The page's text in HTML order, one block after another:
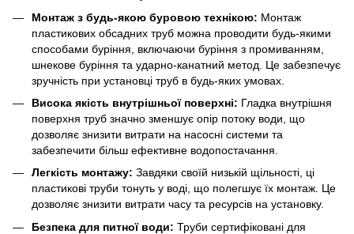
Монтаж з будь-якою буровою технікою: Монтаж
пластикових обсадних труб можна проводити будь-якими
способами буріння, включаючи буріння з промиванням,
шнекове буріння та ударно-канатний метод. Це забезпечує
зручність при установці труб в будь-яких умовах.
Висока якість внутрішньої поверхні: Гладка внутрішня
поверхня труб значно зменшує опір потоку води, що
дозволяє знизити витрати на насосні системи та
забезпечити більш ефективне водопостачання.
Легкість монтажу: Завдяки своїй низькій щільності, ці
пластикові труби тонуть у воді, що полегшує їх монтаж. Це
дозволяє знизити витрати часу та ресурсів на установку.
Безпека для питної води: Труби сертифіковані для